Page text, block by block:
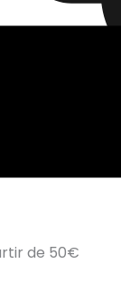
de 50€